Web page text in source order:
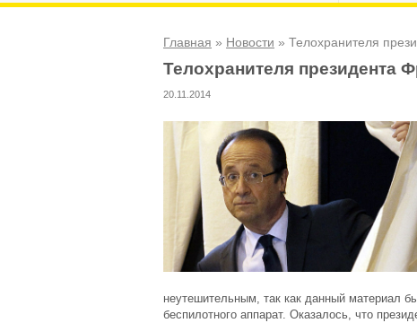
Главная » Новости » Телохранителя
Телохранителя президента
20.11.2014
неутешительным, так как данный материал
беспилотного аппарат. Оказалось, что